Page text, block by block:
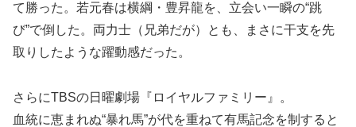
て勝った。若元春は横綱・豊昇龍を、立会い一瞬の“跳
び”で倒した。両力士（兄弟だが）とも、まさに干支を先
取りしたような躍動感だった。
さらにTBSの日曜劇場『ロイヤルファミリー』。
血統に恵まれぬ“暴れ馬”が代を重ねて有馬記念を制すると